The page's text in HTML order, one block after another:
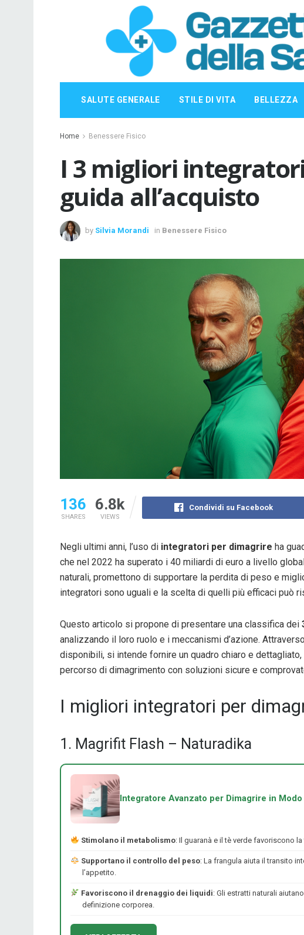
SALUTE GENERALE STILE DI VITA BELLEZZA
Home Benessere Fisico
I 3 migliori
guida all’acquisto
by Silvia Morandi in Benessere Fisico
136
SHARES
6.8k
VIEWS
Condividi su Facebook
Negli ultimi anni, l’uso di integratori per dimagrire ha
che nel 2022 ha superato i 40 miliardi di euro a livello
naturali, promettono di supportare la perdita di peso e
integratori sono uguali e la scelta di quelli più efficaci può
Questo articolo si propone di presentare una classifica dei
analizzando il loro ruolo e i meccanismi d’azione.
disponibili, si intende fornire un quadro chiaro e
percorso di dimagrimento con soluzioni sicure e
I migliori integratori per
1. Magrifit Flash – Naturadika
Integratore Avanzato per Dimagrire in Modo
Stimolano il metabolismo: Il guaranà e il tè verde favoriscono
Supportano il controllo del peso: La frangula aiuta il transito
l’appetito.
Favoriscono il drenaggio dei liquidi: Gli estratti naturali
definizione corporea.